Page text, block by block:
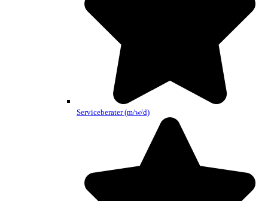
Serviceberater (m/w/d)